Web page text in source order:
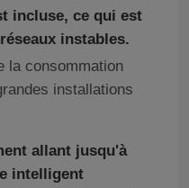
incluse, ce qui est
instables.
la consommation
installations
allant jusqu'à
intelligent